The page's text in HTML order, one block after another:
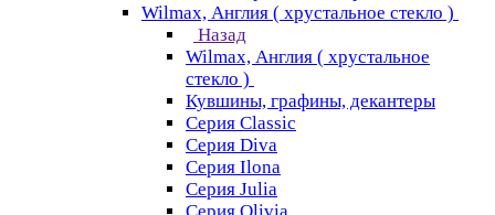
Wilmax, Англия ( хрустальное стекло )
Назад
Wilmax, Англия ( хрустальное
стекло )
Кувшины, графины, декантеры
Серия Classic
Серия Diva
Серия Ilona
Серия Julia